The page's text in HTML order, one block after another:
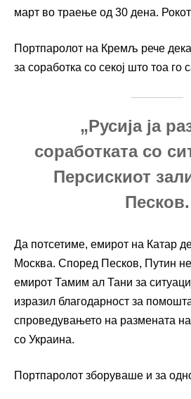
март во траење од 30 дена.
Портпаролот на Кремљ рече
за соработка со секој што тоа го
„Русија ја
соработката со
Персискиот
Песков.
Да потсетиме, емирот на Катар
Москва. Според Песков, Путин
емирот Тамим ал Тани за
изразил благодарност за
спроведувањето на размената
со Украина.
Портпаролот зборуваше и за